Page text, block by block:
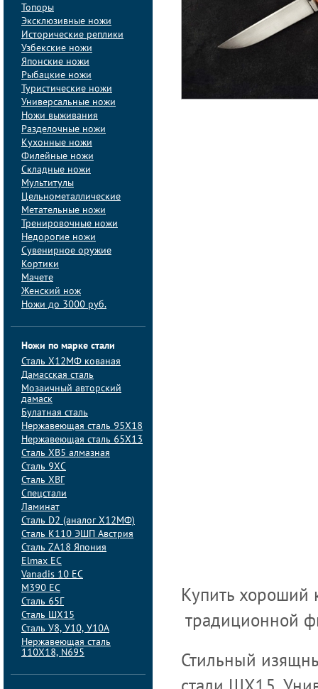
Топоры
Эксклюзивные ножи
Исторические реплики
Узбекские ножи
Японские ножи
Рыбацкие ножи
Туристические ножи
Универсальные ножи
Ножи выживания
Разделочные ножи
Кухонные ножи
Филейные ножи
Складные ножи
Мультитулы
Цельнометаллические
Метательные ножи
Тренировочные ножи
Недорогие ножи
Сувенирное оружие
Кортики
Мачете
Женский нож
Ножи до 3000 руб.
Ножи по марке стали
Сталь Х12МФ кованая
Дамасская сталь
Мозаичный авторский
дамаск
Булатная сталь
Нержавеющая сталь 95Х18
Нержавеющая сталь 65Х13
Сталь ХВ5 алмазная
Сталь 9ХС
Сталь ХВГ
Спецстали
Ламинат
Сталь D2 (аналог Х12МФ)
Сталь K110 ЭШП Австрия
Сталь ZA18 Япония
Elmax ЕС
Vanadis 10 ЕС
M390 ЕС
Сталь 65Г
Сталь ШХ15
Сталь У8, У10, У10А
Нержавеющая сталь
110Х18, N695
Купить хороший
традиционной
Стильный